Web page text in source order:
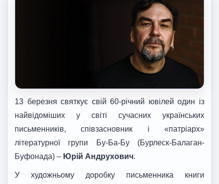
13 березня святкує свій 60-річний ювілей один із
найвідоміших у світі сучасних українських
письменників, співзасновник і «патріарх»
літературної групи Бу-Ба-Бу (Бурлеск-Балаган-
Буфонада) – Юрій Андрухович.
У художньому доробку письменника книги